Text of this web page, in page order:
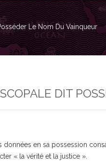
Le Nom Du Vainqueur
DIT
données en sa possession
« la vérité et la justice ».